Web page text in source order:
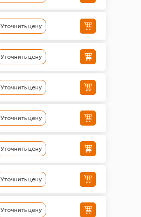
Уточнить цену
Уточнить цену
Уточнить цену
Уточнить цену
Уточнить цену
Уточнить цену
Уточнить цену